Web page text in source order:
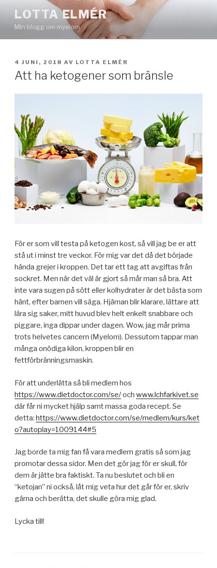
innehåll
LOTTA ELMÉR
Min blogg om myelom
PUBLICERAT
4 JUNI, 2018 AV LOTTA ELMÉR
Att ha ketogener som bränsle
För er som vill testa på ketogen kost, så vill jag be er att
stå ut i minst tre veckor. För mig var det då det började
hända grejer i kroppen. Det tar ett tag att avgiftas från
sockret. Men när det väl är gjort så mår man så bra. Att
inte vara sugen på sött eller kolhydrater är det bästa som
hänt, efter barnen vill säga. Hjärnan blir klarare, lättare att
lära sig saker, mitt huvud blev helt enkelt snabbare och
piggare, inga dippar under dagen. Wow, jag mår prima
trots helvetes cancern (Myelom). Dessutom tappar man
många onödiga kilon, kroppen blir en
fettförbränningsmaskin.
För att underlätta så bli medlem hos
https://www.dietdoctor.com/se/och www.lchfarkivet.se
där får ni mycket hjälp samt massa goda recept. Se
detta: https://www.dietdoctor.com/se/medlem/kurs/ket
o?autoplay=1009144#5
Jag borde ta mig fan få vara medlem gratis så som jag
promotar dessa sidor. Men det gör jag för er skull, för
dem är jätte bra faktiskt. Ta nu beslutet och bli en
“ketojan” ni också, låt mig veta hur det går för er, skriv
gärna och berätta, det skulle göra mig glad.
Lycka till!